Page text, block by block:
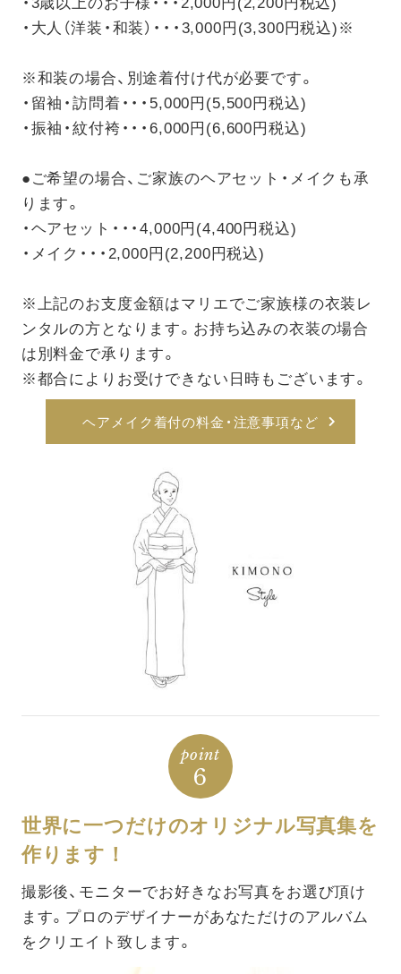
・大人（洋装・和装）・・・3,000円(3,300円税込)※
※和装の場合、別途着付け代が必要です。
・留袖・訪問着・・・5,000円(5,500円税込)
・振袖・紋付袴・・・6,000円(6,600円税込)
●ご希望の場合、ご家族のヘアセット・メイクも承
ります。
・ヘアセット・・・4,000円(4,400円税込)
・メイク・・・2,000円(2,200円税込)
※上記のお支度金額はマリエでご家族様の衣装レ
ンタルの方となります。お持ち込みの衣装の場合
は別料金で承ります。
※都合によりお受けできない日時もございます。
ヘアメイク着付の料金・注意事項など
point
6
世界に一つだけのオリジナル写真集を
作ります！
撮影後、モニターでお好きなお写真をお選び頂け
ます。プロのデザイナーがあなただけのアルバム
をクリエイト致します。